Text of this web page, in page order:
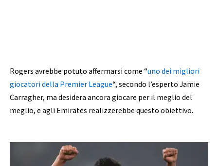
Rogers avrebbe potuto affermarsi come “uno dei migliori
giocatori della Premier League“, secondo l’esperto Jamie
Carragher, ma desidera ancora giocare per il meglio del
meglio, e agli Emirates realizzerebbe questo obiettivo.